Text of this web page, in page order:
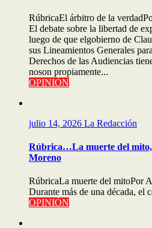
RúbricaEl árbitro de la
El debate sobre la libertad de
luego de que elgobierno de
sus Lineamientos Generales
Derechos de las Audiencias
noson propiamente...
OPINIÓN
julio 14, 2026 La Redacción
Rúbrica…La muerte del
Moreno
RúbricaLa muerte del mitoPor
Durante más de una década, el
OPINIÓN